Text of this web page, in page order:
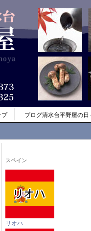
プ ブログ清水台平野屋の日
スペイン
リオハ